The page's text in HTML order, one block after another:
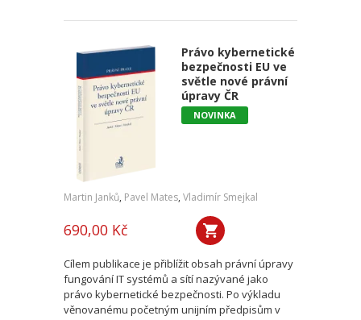
Právo kybernetické
bezpečnosti EU ve
světle nové právní
úpravy ČR
NOVINKA
Martin Janků, Pavel Mates, Vladimír Smejkal
690,00 Kč
Cílem publikace je přiblížit obsah právní úpravy
fungování IT systémů a sítí nazývané jako
právo kybernetické bezpečnosti. Po výkladu
věnovanému početným unijním předpisům v